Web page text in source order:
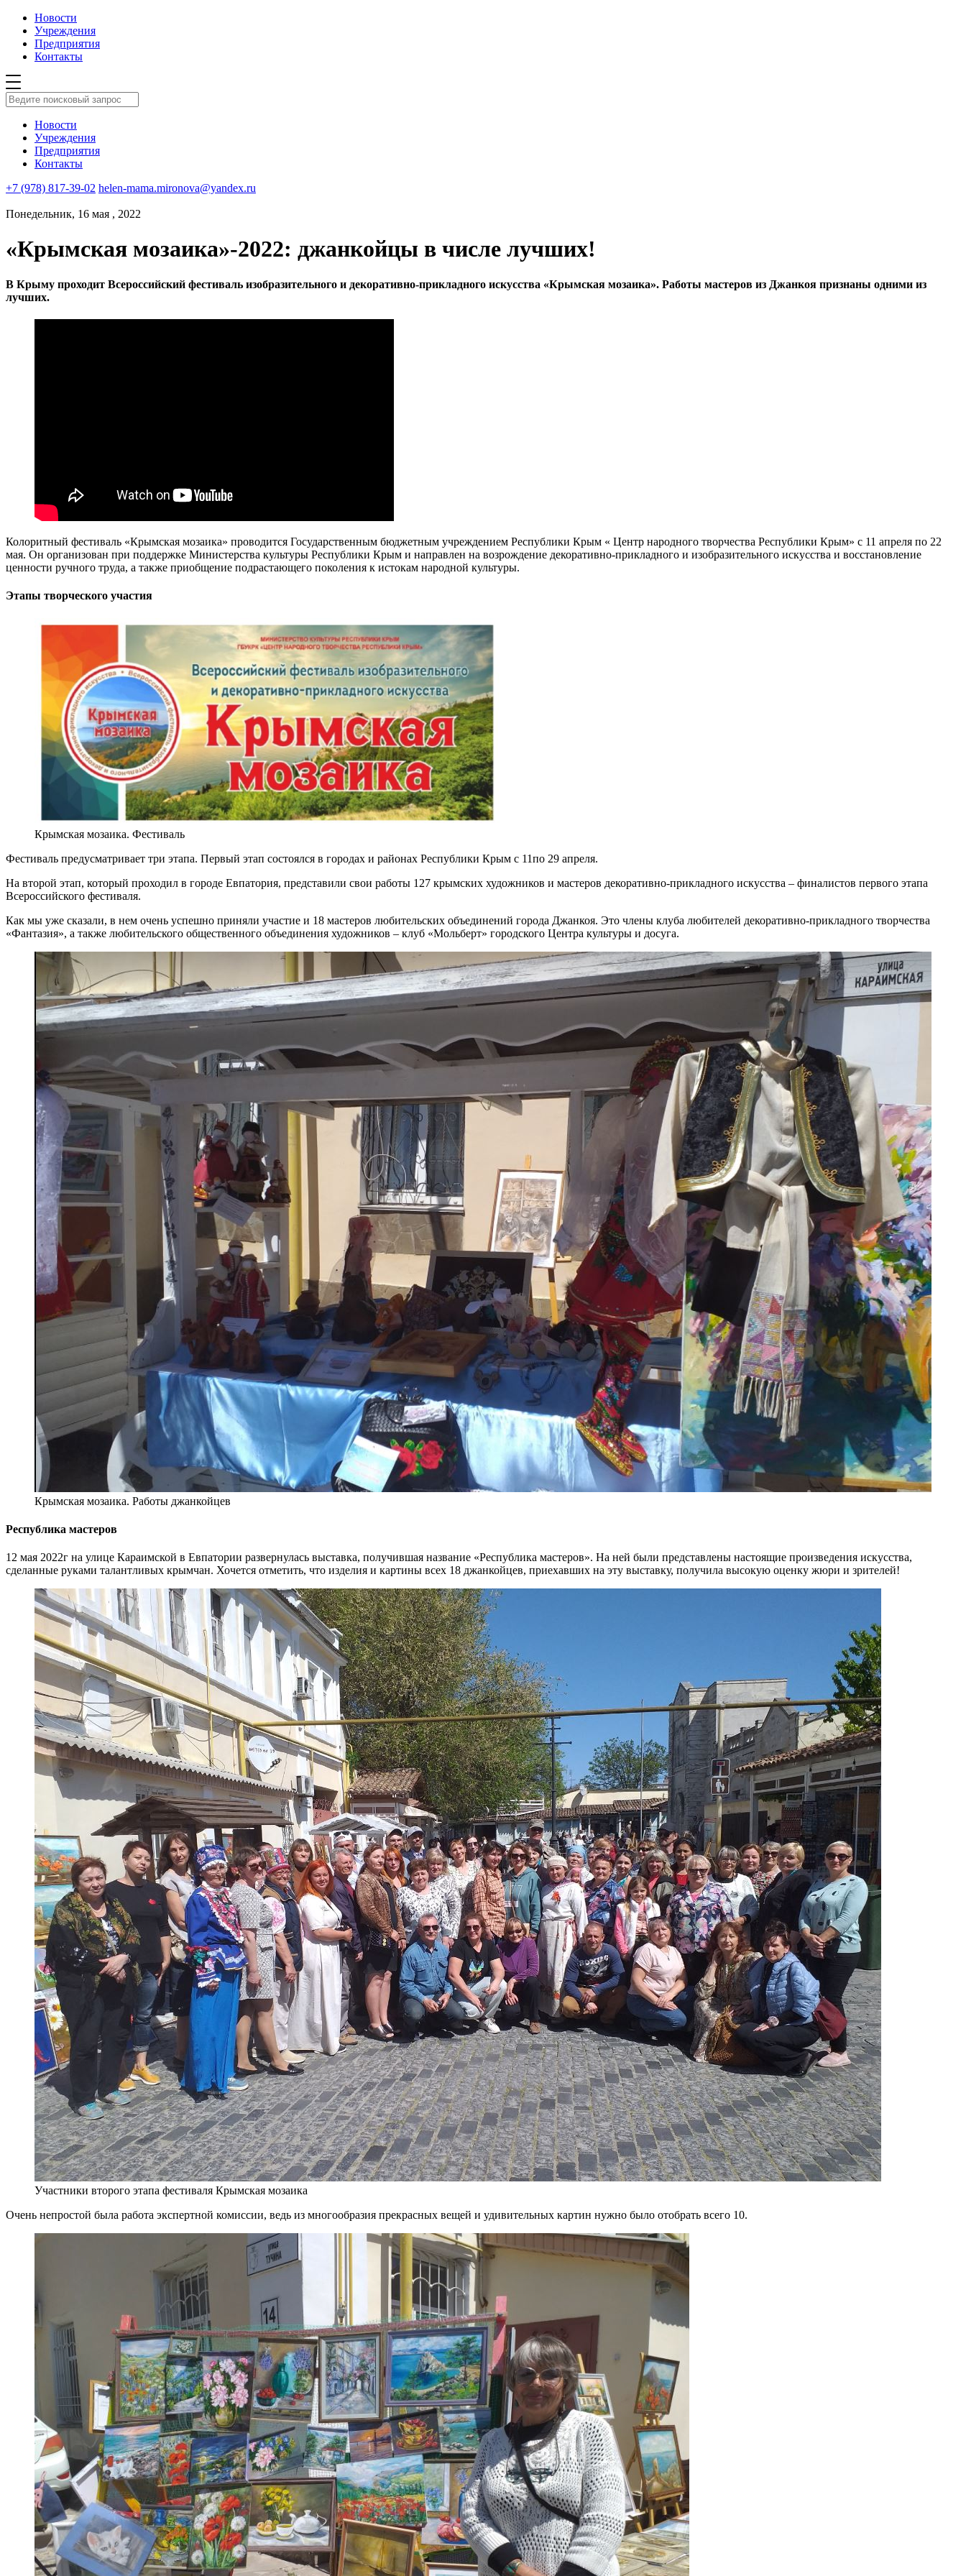
Новости
Учреждения
Предприятия
Контакты
Новости
Учреждения
Предприятия
Контакты
+7 (978) 817-39-02 helen-mama.mironova@yandex.ru
Понедельник, 16 мая , 2022
«Крымская мозаика»-2022: джанкойцы в числе лучших!
В Крыму проходит Всероссийский фестиваль изобразительного и декоративно-прикладного искусства «Крымская мозаика». Работы мастеров из Джанкоя признаны одними из
лучших.
Колоритный фестиваль «Крымская мозаика» проводится Государственным бюджетным учреждением Республики Крым « Центр народного творчества Республики Крым» с 11 апреля по 22
мая. Он организован при поддержке Министерства культуры Республики Крым и направлен на возрождение декоративно-прикладного и изобразительного искусства и восстановление
ценности ручного труда, а также приобщение подрастающего поколения к истокам народной культуры.
Этапы творческого участия
Крымская мозаика. Фестиваль
Фестиваль предусматривает три этапа. Первый этап состоялся в городах и районах Республики Крым с 11по 29 апреля.
На второй этап, который проходил в городе Евпатория, представили свои работы 127 крымских художников и мастеров декоративно-прикладного искусства – финалистов первого этапа
Всероссийского фестиваля.
Как мы уже сказали, в нем очень успешно приняли участие и 18 мастеров любительских объединений города Джанкоя. Это члены клуба любителей декоративно-прикладного творчества
«Фантазия», а также любительского общественного объединения художников – клуб «Мольберт» городского Центра культуры и досуга.
Крымская мозаика. Работы джанкойцев
Республика мастеров
12 мая 2022г на улице Караимской в Евпатории развернулась выставка, получившая название «Республика мастеров». На ней были представлены настоящие произведения искусства,
сделанные руками талантливых крымчан. Хочется отметить, что изделия и картины всех 18 джанкойцев, приехавших на эту выставку, получила высокую оценку жюри и зрителей!
Участники второго этапа фестиваля Крымская мозаика
Очень непростой была работа экспертной комиссии, ведь из многообразия прекрасных вещей и удивительных картин нужно было отобрать всего 10.